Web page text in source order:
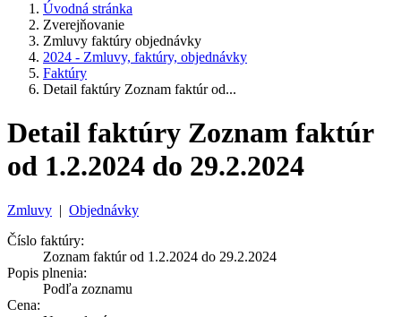
Úvodná stránka
Zverejňovanie
Zmluvy faktúry objednávky
2024 - Zmluvy, faktúry, objednávky
Faktúry
Detail faktúry Zoznam faktúr od...
Detail faktúry Zoznam faktúr
od 1.2.2024 do 29.2.2024
Zmluvy | Objednávky
Číslo faktúry:
Zoznam faktúr od 1.2.2024 do 29.2.2024
Popis plnenia:
Podľa zoznamu
Cena: